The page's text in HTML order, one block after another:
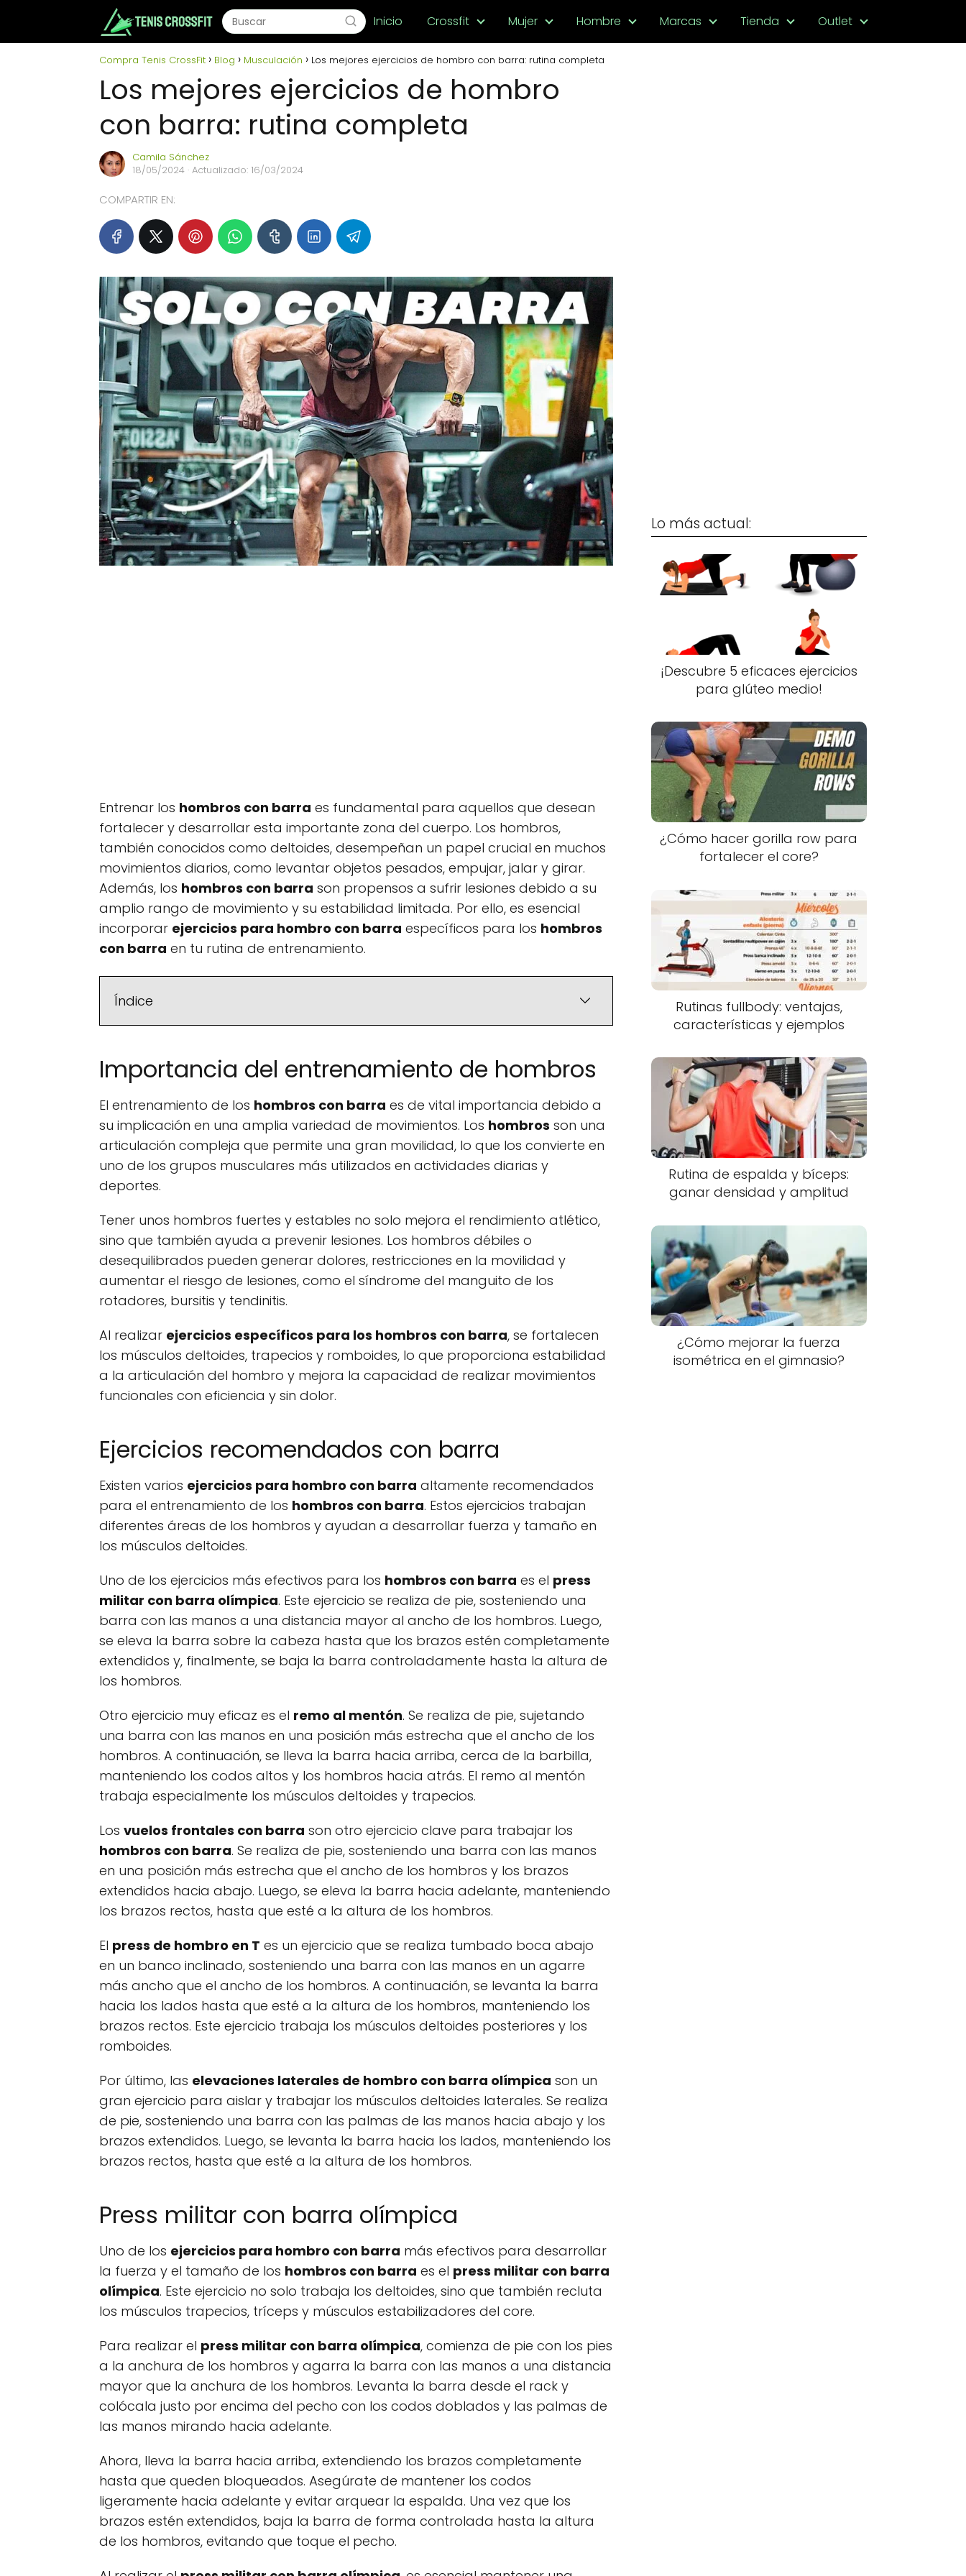
Inicio Crossfit Mujer Hombre Marcas Tienda Outlet
Compra Tenis CrossFit Blog Musculación Los mejores ejercicios de hombro con barra: rutina completa
Los mejores ejercicios de hombro
con barra: rutina completa
Camila Sánchez
18/05/2024 · Actualizado: 16/03/2024
COMPARTIR EN:
Entrenar los hombros con barra es fundamental para aquellos que desean
fortalecer y desarrollar esta importante zona del cuerpo. Los hombros,
también conocidos como deltoides, desempeñan un papel crucial en muchos
movimientos diarios, como levantar objetos pesados, empujar, jalar y girar.
Además, los hombros con barra son propensos a sufrir lesiones debido a su
amplio rango de movimiento y su estabilidad limitada. Por ello, es esencial
incorporar ejercicios para hombro con barra específicos para los hombros
con barra en tu rutina de entrenamiento.
Índice
Importancia del entrenamiento de hombros
El entrenamiento de los hombros con barra es de vital importancia debido a
su implicación en una amplia variedad de movimientos. Los hombros son una
articulación compleja que permite una gran movilidad, lo que los convierte en
uno de los grupos musculares más utilizados en actividades diarias y
deportes.
Tener unos hombros fuertes y estables no solo mejora el rendimiento atlético,
sino que también ayuda a prevenir lesiones. Los hombros débiles o
desequilibrados pueden generar dolores, restricciones en la movilidad y
aumentar el riesgo de lesiones, como el síndrome del manguito de los
rotadores, bursitis y tendinitis.
Al realizar ejercicios específicos para los hombros con barra, se fortalecen
los músculos deltoides, trapecios y romboides, lo que proporciona estabilidad
a la articulación del hombro y mejora la capacidad de realizar movimientos
funcionales con eficiencia y sin dolor.
Ejercicios recomendados con barra
Existen varios ejercicios para hombro con barra altamente recomendados
para el entrenamiento de los hombros con barra. Estos ejercicios trabajan
diferentes áreas de los hombros y ayudan a desarrollar fuerza y tamaño en
los músculos deltoides.
Uno de los ejercicios más efectivos para los hombros con barra es el press
militar con barra olímpica. Este ejercicio se realiza de pie, sosteniendo una
barra con las manos a una distancia mayor al ancho de los hombros. Luego,
se eleva la barra sobre la cabeza hasta que los brazos estén completamente
extendidos y, finalmente, se baja la barra controladamente hasta la altura de
los hombros.
Otro ejercicio muy eficaz es el remo al mentón. Se realiza de pie, sujetando
una barra con las manos en una posición más estrecha que el ancho de los
hombros. A continuación, se lleva la barra hacia arriba, cerca de la barbilla,
manteniendo los codos altos y los hombros hacia atrás. El remo al mentón
trabaja especialmente los músculos deltoides y trapecios.
Los vuelos frontales con barra son otro ejercicio clave para trabajar los
hombros con barra. Se realiza de pie, sosteniendo una barra con las manos
en una posición más estrecha que el ancho de los hombros y los brazos
extendidos hacia abajo. Luego, se eleva la barra hacia adelante, manteniendo
los brazos rectos, hasta que esté a la altura de los hombros.
El press de hombro en T es un ejercicio que se realiza tumbado boca abajo
en un banco inclinado, sosteniendo una barra con las manos en un agarre
más ancho que el ancho de los hombros. A continuación, se levanta la barra
hacia los lados hasta que esté a la altura de los hombros, manteniendo los
brazos rectos. Este ejercicio trabaja los músculos deltoides posteriores y los
romboides.
Por último, las elevaciones laterales de hombro con barra olímpica son un
gran ejercicio para aislar y trabajar los músculos deltoides laterales. Se realiza
de pie, sosteniendo una barra con las palmas de las manos hacia abajo y los
brazos extendidos. Luego, se levanta la barra hacia los lados, manteniendo los
brazos rectos, hasta que esté a la altura de los hombros.
Press militar con barra olímpica
Uno de los ejercicios para hombro con barra más efectivos para desarrollar
la fuerza y el tamaño de los hombros con barra es el press militar con barra
olímpica. Este ejercicio no solo trabaja los deltoides, sino que también recluta
los músculos trapecios, tríceps y músculos estabilizadores del core.
Para realizar el press militar con barra olímpica, comienza de pie con los pies
a la anchura de los hombros y agarra la barra con las manos a una distancia
mayor que la anchura de los hombros. Levanta la barra desde el rack y
colócala justo por encima del pecho con los codos doblados y las palmas de
las manos mirando hacia adelante.
Ahora, lleva la barra hacia arriba, extendiendo los brazos completamente
hasta que queden bloqueados. Asegúrate de mantener los codos
ligeramente hacia adelante y evitar arquear la espalda. Una vez que los
brazos estén extendidos, baja la barra de forma controlada hasta la altura
de los hombros, evitando que toque el pecho.
Lo más actual:
¡Descubre 5 eficaces ejercicios
para glúteo medio!
¿Cómo hacer gorilla row para
fortalecer el core?
Rutinas fullbody: ventajas,
características y ejemplos
Rutina de espalda y bíceps:
ganar densidad y amplitud
¿Cómo mejorar la fuerza
isométrica en el gimnasio?